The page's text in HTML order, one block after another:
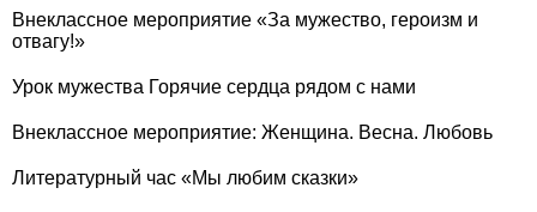
Внеклассное мероприятие «За мужество, героизм и
отвагу!»
Урок мужества Горячие сердца рядом с нами
Внеклассное мероприятие: Женщина. Весна. Любовь
Литературный час «Мы любим сказки»